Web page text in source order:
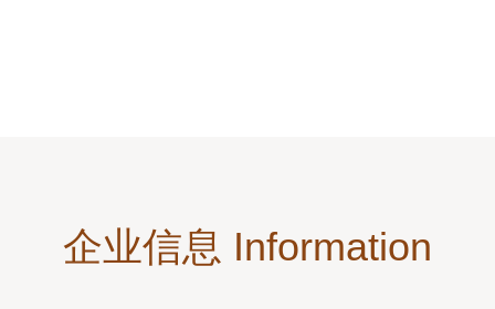
企业信息 Information